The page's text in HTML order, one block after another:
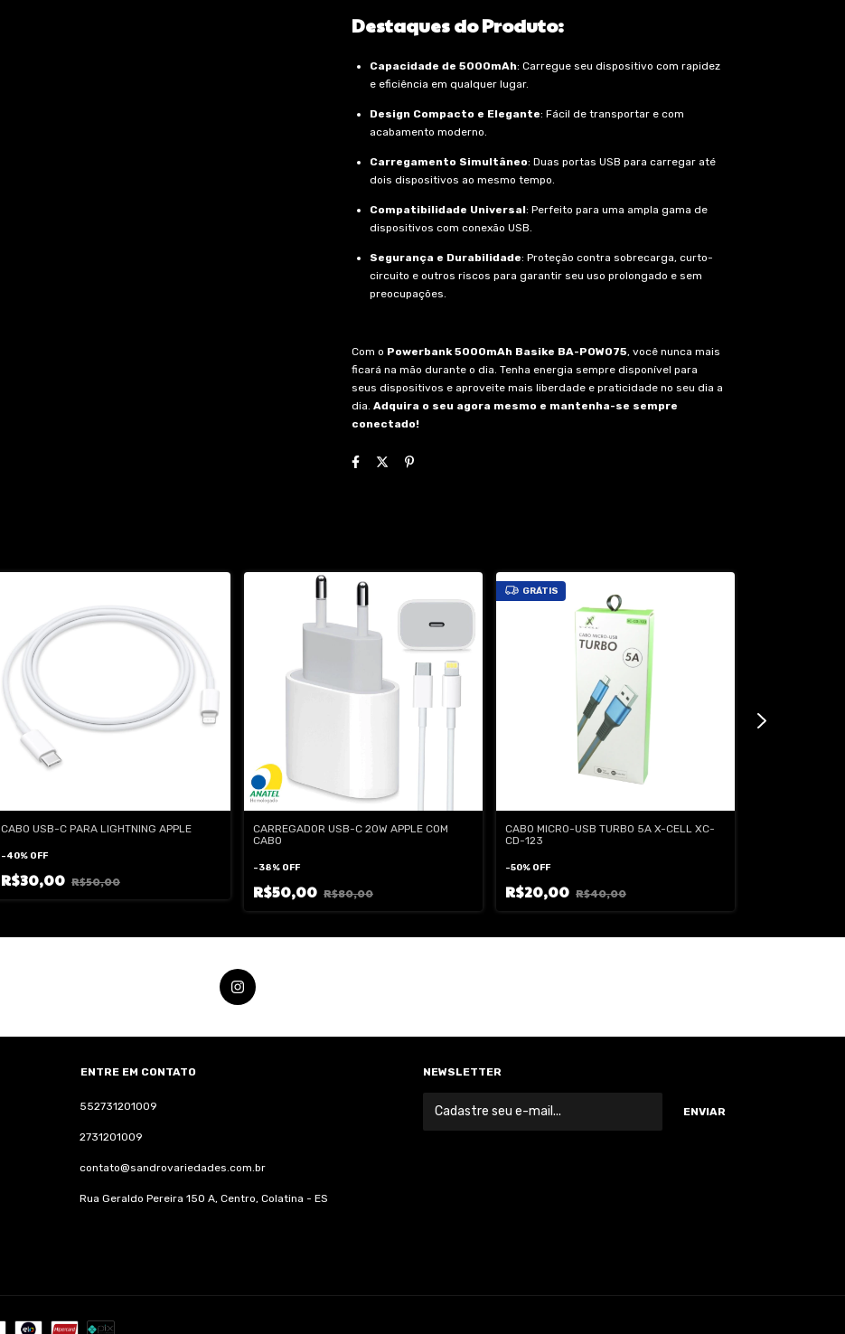
Destaques do Produto:
Capacidade de 5000mAh: Carregue seu dispositivo com rapidez
e eficiência em qualquer lugar.
Design Compacto e Elegante: Fácil de transportar e com
acabamento moderno.
Carregamento Simultâneo: Duas portas USB para carregar até
dois dispositivos ao mesmo tempo.
Compatibilidade Universal: Perfeito para uma ampla gama de
dispositivos com conexão USB.
Segurança e Durabilidade: Proteção contra sobrecarga, curto-
circuito e outros riscos para garantir seu uso prolongado e sem
preocupações.
Com o Powerbank 5000mAh Basike BA-POW075, você nunca mais
ficará na mão durante o dia. Tenha energia sempre disponível para
seus dispositivos e aproveite mais liberdade e praticidade no seu dia a
dia. Adquira o seu agora mesmo e mantenha-se sempre
conectado!
CABO USB-C PARA LIGHTNING APPLE
-40% OFF
R$30,00 R$50,00
CARREGADOR USB-C 20W APPLE COM
CABO
-38% OFF
R$50,00 R$80,00
GRÁTIS
CABO MICRO-USB TURBO 5A X-CELL XC-
CD-123
-50% OFF
R$20,00 R$40,00
ENTRE EM CONTATO
552731201009
2731201009
contato@sandrovariedades.com.br
Rua Geraldo Pereira 150 A, Centro, Colatina - ES
NEWSLETTER